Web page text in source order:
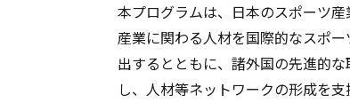
本プログラムは、日本のスポーツ
産業に関わる人材を国際的なスポ
出するとともに、諸外国の先進的
し、人材等ネットワークの形成を